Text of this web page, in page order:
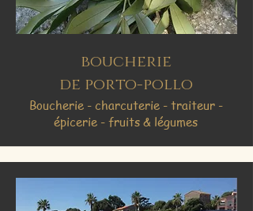
boucherie
de porto-pollo
Boucherie - charcuterie - traiteur -
épicerie - fruits & légumes